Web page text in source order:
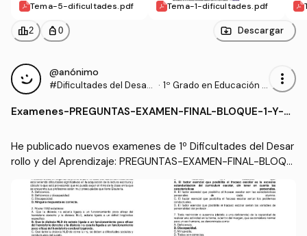
Tema-5-dificultades.pdf Tema-1-dificultades.pdf
leaderboard2 personal_bag 0 Descargar
@anónimo
#Dificultades del Desarr · 1º Grado en Educación P
more_vert
Examenes-PREGUNTAS-EXAMEN-FINAL-BLOQUE-1-Y-2.
He publicado nuevos examenes de 1º Dificultades del Desar
rollo y del Aprendizaje: PREGUNTAS-EXAMEN-FINAL-BLOQU
E-1-Y-2.pdf